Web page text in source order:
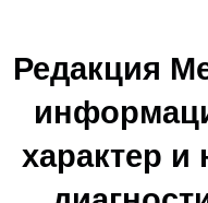
Редакция
характер